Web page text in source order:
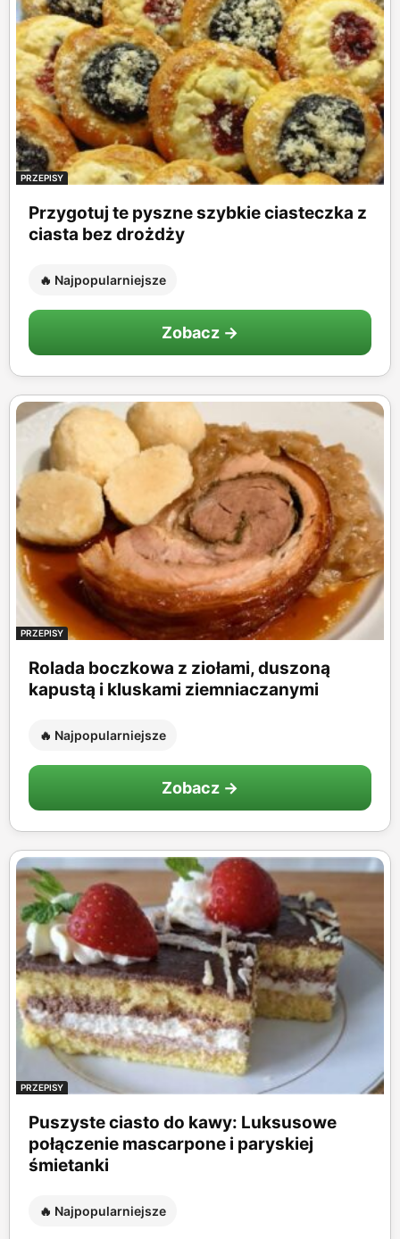
PRZEPISY
Przygotuj te pyszne szybkie ciasteczka z
ciasta bez drożdży
🔥 Najpopularniejsze
Zobacz →
PRZEPISY
Rolada boczkowa z ziołami, duszoną
kapustą i kluskami ziemniaczanymi
🔥 Najpopularniejsze
Zobacz →
PRZEPISY
Puszyste ciasto do kawy: Luksusowe
połączenie mascarpone i paryskiej
śmietanki
🔥 Najpopularniejsze